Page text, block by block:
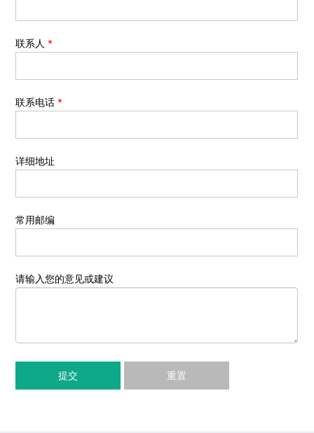
联系人 *
联系电话 *
详细地址
常用邮编
请输入您的意见或建议
提交 重置